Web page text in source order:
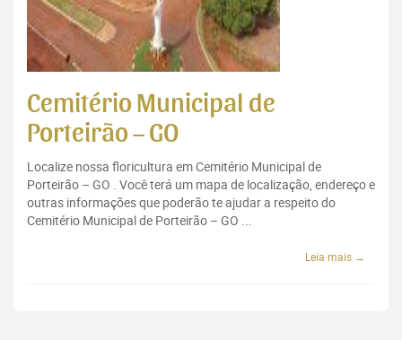
Cemitério Municipal de
Porteirão – GO
Localize nossa floricultura em Cemitério Municipal de
Porteirão – GO . Você terá um mapa de localização, endereço e
outras informações que poderão te ajudar a respeito do
Cemitério Municipal de Porteirão – GO ...
Leia mais →